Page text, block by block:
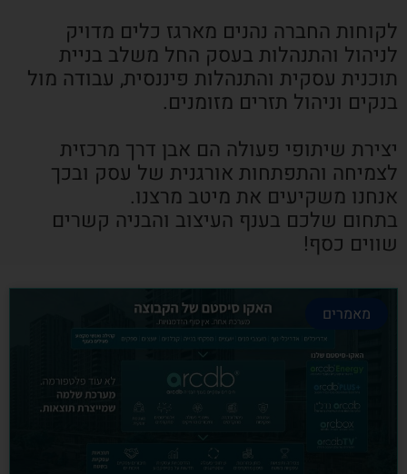
לקוחות החברה נהנים מארגז כלים מדויק
לניהול והתנהלות בעסק החל משלב בניית
תוכנית עסקית והתנהלות פיננסית, עבודה מול
בנקים וניהול תזרים מזומנים.
יצירת שיתופי פעולה הם אבן דרך מרכזית
לצמיחה והתפתחות אורגנית של עסק ובכך
אנחנו משקיעים את מיטב מרצנו.
בתחום שלכם בענף העיצוב והבניה קשרים
שווים כסף!
מאמרים